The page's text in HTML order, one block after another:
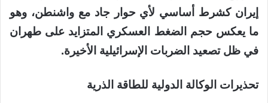
إيران كشرط أساسي لأي حوار جاد مع واشنطن، وهو
ما يعكس حجم الضغط العسكري المتزايد على طهران
في ظل تصعيد الضربات الإسرائيلية الأخيرة.
تحذيرات الوكالة الدولية للطاقة الذرية